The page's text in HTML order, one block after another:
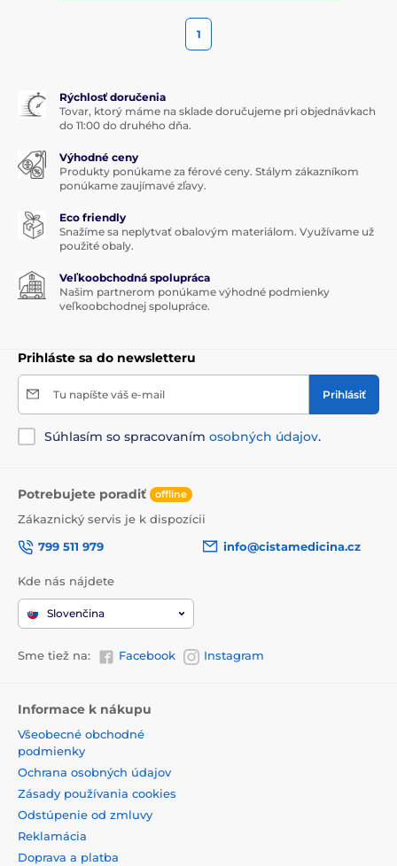
1
Rýchlosť doručenia
Tovar, ktorý máme na sklade doručujeme pri objednávkach
do 11:00 do druhého dňa.
Výhodné ceny
Produkty ponúkame za férové ceny. Stálym zákazníkom
ponúkame zaujímavé zľavy.
Eco friendly
Snažíme sa neplytvať obalovým materiálom. Využívame už
použité obaly.
Veľkoobchodná spolupráca
Našim partnerom ponúkame výhodné podmienky
veľkoobchodnej spolupráce.
Prihláste sa do newsletteru
Tu napíšte váš e-mail Prihlásiť
Súhlasím so spracovaním osobných údajov.
Potrebujete poradiť offline
Zákaznický servis je k dispozícii
799 511 979
info@cistamedicina.cz
Kde nás nájdete
Slovenčina
Sme tiež na: Facebook Instagram
Informace k nákupu
Všeobecné obchodné
podmienky
Ochrana osobných údajov
Zásady používania cookies
Odstúpenie od zmluvy
Reklamácia
Doprava a platba